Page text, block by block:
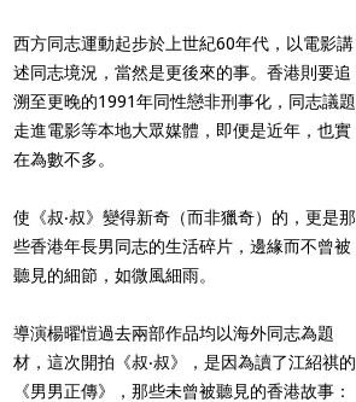
西方同志運動起步於上世紀60年代，以電影講
述同志境況，當然是更後來的事。香港則要追
溯至更晚的1991年同性戀非刑事化，同志議題
走進電影等本地大眾媒體，即便是近年，也實
在為數不多。
使《叔‧叔》變得新奇（而非獵奇）的，更是那
些香港年長男同志的生活碎片，邊緣而不曾被
聽見的細節，如微風細雨。
導演楊曜愷過去兩部作品均以海外同志為題
材，這次開拍《叔‧叔》，是因為讀了江紹祺的
《男男正傳》，那些未曾被聽見的香港故事：